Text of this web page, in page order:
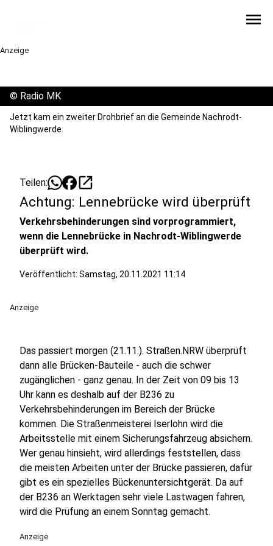
menu
Anzeige
© Radio MK
Jetzt kam ein zweiter Drohbrief an die Gemeinde Nachrodt-
Wiblingwerde.
Teilen: open_in_new
Achtung: Lennebrücke wird überprüft
Verkehrsbehinderungen sind vorprogrammiert,
wenn die Lennebrücke in Nachrodt-Wiblingwerde
überprüft wird.
Veröffentlicht: Samstag, 20.11.2021 11:14
Anzeige
Das passiert morgen (21.11.). Straßen.NRW überprüft
dann alle Brücken-Bauteile - auch die schwer
zugänglichen - ganz genau. In der Zeit von 09 bis 13
Uhr kann es deshalb auf der B236 zu
Verkehrsbehinderungen im Bereich der Brücke
kommen. Die Straßenmeisterei Iserlohn wird die
Arbeitsstelle mit einem Sicherungsfahrzeug absichern.
Wer genau hinsieht, wird allerdings feststellen, dass
die meisten Arbeiten unter der Brücke passieren, dafür
gibt es ein spezielles Bückenuntersichtgerät. Da auf
der B236 an Werktagen sehr viele Lastwagen fahren,
wird die Prüfung an einem Sonntag gemacht.
Anzeige